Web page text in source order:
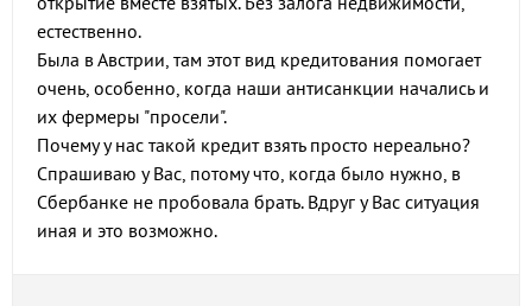
естественно.
Была в Австрии, там этот вид кредитования помогает
очень, особенно, когда наши антисанкции начались и
их фермеры "просели".
Почему у нас такой кредит взять просто нереально?
Спрашиваю у Вас, потому что, когда было нужно, в
Сбербанке не пробовала брать. Вдруг у Вас ситуация
иная и это возможно.